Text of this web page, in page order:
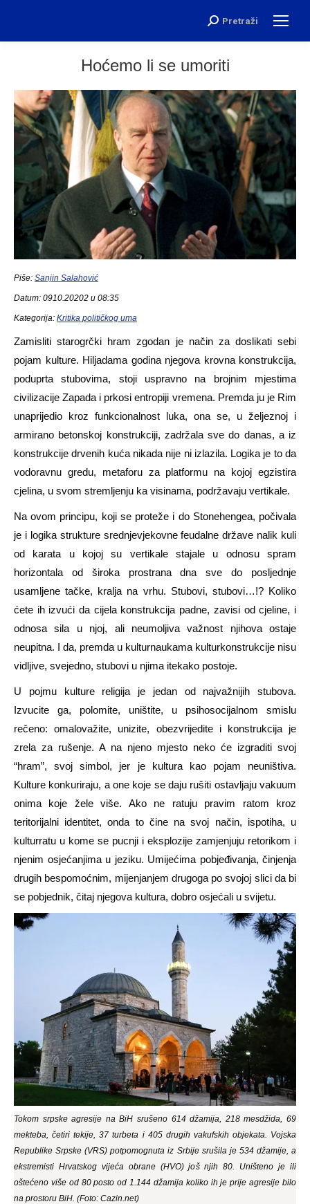
Search:
Pretraži
Hoćemo li se umoriti
Piše: Sanjin Salahović
Datum: 0910.20202 u 08:35
Kategorija: Kritika političkog uma
Zamisliti starogrčki hram zgodan je način za doslikati sebi
pojam kulture. Hiljadama godina njegova krovna konstrukcija,
poduprta stubovima, stoji uspravno na brojnim mjestima
civilizacije Zapada i prkosi entropiji vremena. Premda ju je Rim
unaprijedio kroz funkcionalnost luka, ona se, u željeznoj i
armirano betonskoj konstrukciji, zadržala sve do danas, a iz
konstrukcije drvenih kuća nikada nije ni izlazila. Logika je to da
vodoravnu gredu, metaforu za platformu na kojoj egzistira
cjelina, u svom stremljenju ka visinama, podržavaju vertikale.
Na ovom principu, koji se proteže i do Stonehengea, počivala
je i logika strukture srednjevjekovne feudalne države nalik kuli
od karata u kojoj su vertikale stajale u odnosu spram
horizontala od široka prostrana dna sve do posljednje
usamljene tačke, kralja na vrhu. Stubovi, stubovi…!? Koliko
ćete ih izvući da cijela konstrukcija padne, zavisi od cjeline, i
odnosa sila u njoj, ali neumoljiva važnost njihova ostaje
neupitna. I da, premda u kulturnaukama kulturkonstrukcije nisu
vidljive, svejedno, stubovi u njima itekako postoje.
U pojmu kulture religija je jedan od najvažnijih stubova.
Izvucite ga, polomite, uništite, u psihosocijalnom smislu
rečeno: omalovažite, unizite, obezvrijedite i konstrukcija je
zrela za rušenje. A na njeno mjesto neko će izgraditi svoj
“hram”, svoj simbol, jer je kultura kao pojam neuništiva.
Kulture konkuriraju, a one koje se daju rušiti ostavljaju vakuum
onima koje žele više. Ako ne ratuju pravim ratom kroz
teritorijalni identitet, onda to čine na svoj način, ispotiha, u
kulturratu u kome se pucnji i eksplozije zamjenjuju retorikom i
njenim osjećanjima u jeziku. Umijećima pobjeđivanja, činjenja
drugih bespomoćnim, mijenjanjem drugoga po svojoj slici da bi
se pobjednik, čitaj njegova kultura, dobro osjećali u svijetu.
Tokom srpske agresije na BiH srušeno 614 džamija, 218 mesdžida, 69
mekteba, četiri tekije, 37 turbeta i 405 drugih vakufskih objekata. Vojska
Republike Srpske (VRS) potpomognuta iz Srbije srušila je 534 džamije, a
ekstremisti Hrvatskog vijeća obrane (HVO) još njih 80. Uništeno je ili
oštećeno više od 80 posto od 1.144 džamija koliko ih je prije agresije bilo
na prostoru BiH. (Foto: Cazin.net)